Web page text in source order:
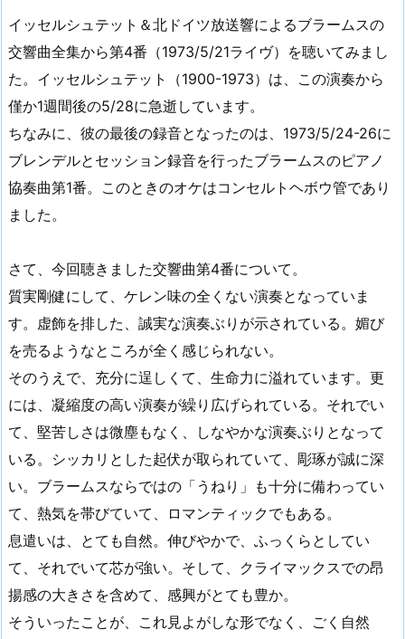
イッセルシュテット＆北ドイツ放送響によるブラームスの
交響曲全集から第4番（1973/5/21ライヴ）を聴いてみまし
た。イッセルシュテット（1900-1973）は、この演奏から
僅か1週間後の5/28に急逝しています。
ちなみに、彼の最後の録音となったのは、1973/5/24-26に
ブレンデルとセッション録音を行ったブラームスのピアノ
協奏曲第1番。このときのオケはコンセルトヘボウ管であり
ました。
さて、今回聴きました交響曲第4番について。
質実剛健にして、ケレン味の全くない演奏となっていま
す。虚飾を排した、誠実な演奏ぶりが示されている。媚び
を売るようなところが全く感じられない。
そのうえで、充分に逞しくて、生命力に溢れています。更
には、凝縮度の高い演奏が繰り広げられている。それでい
て、堅苦しさは微塵もなく、しなやかな演奏ぶりとなって
いる。シッカリとした起伏が取られていて、彫琢が誠に深
い。ブラームスならではの「うねり」も十分に備わってい
て、熱気を帯びていて、ロマンティックでもある。
息遣いは、とても自然。伸びやかで、ふっくらとしてい
て、それでいて芯が強い。そして、クライマックスでの昂
揚感の大きさを含めて、感興がとても豊か。
そういったことが、これ見よがしな形でなく、ごく自然